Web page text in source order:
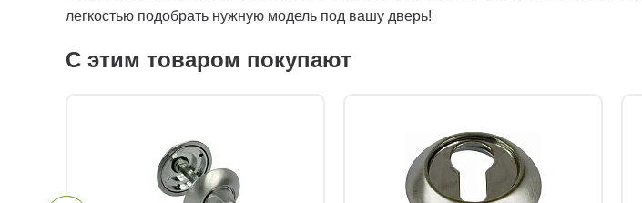
легкостью подобрать нужную модель под вашу дверь!
С этим товаром покупают